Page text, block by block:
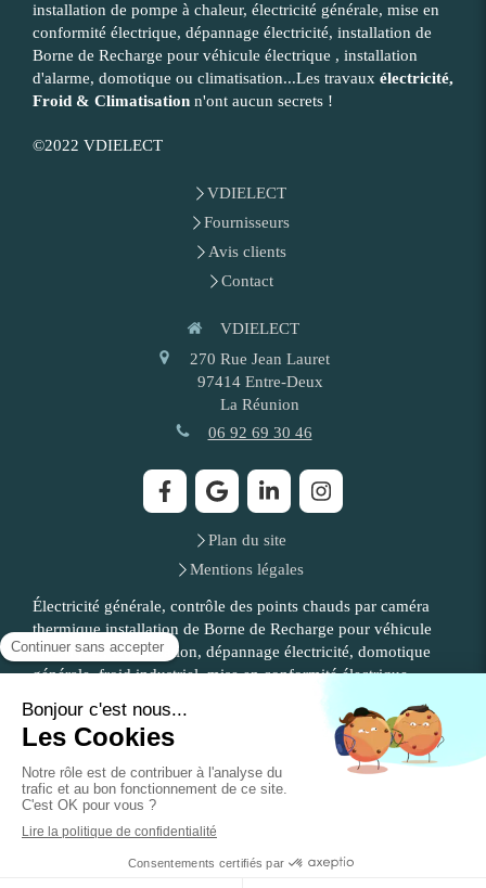
installation de pompe à chaleur, électricité générale, mise en
conformité électrique, dépannage électricité, installation de
Borne de Recharge pour véhicule électrique , installation
d'alarme, domotique ou climatisation...Les travaux électricité,
Froid & Climatisation n'ont aucun secrets !
©2022 VDIELECT
VDIELECT
Fournisseurs
Avis clients
Contact
VDIELECT
270 Rue Jean Lauret
97414 Entre-Deux
La Réunion
06 92 69 30 46
Plan du site
Mentions légales
Électricité générale, contrôle des points chauds par caméra
thermique installation de Borne de Recharge pour véhicule
électrique , climatisation, dépannage électricité, domotique
générale, froid industriel, mise en conformité électrique,
à chaleur, installation d'alarme
Demander un devis
Création et référencement du site par Simplébo